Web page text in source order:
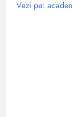
Vezi pe: